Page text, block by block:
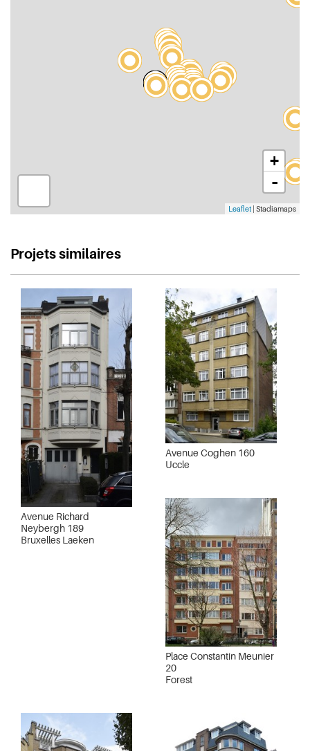
+
-
Leaflet | Stadiamaps
Projets similaires
Avenue Richard
Neybergh 189
Bruxelles Laeken
Avenue Coghen 160
Uccle
Place Constantin Meunier
20
Forest